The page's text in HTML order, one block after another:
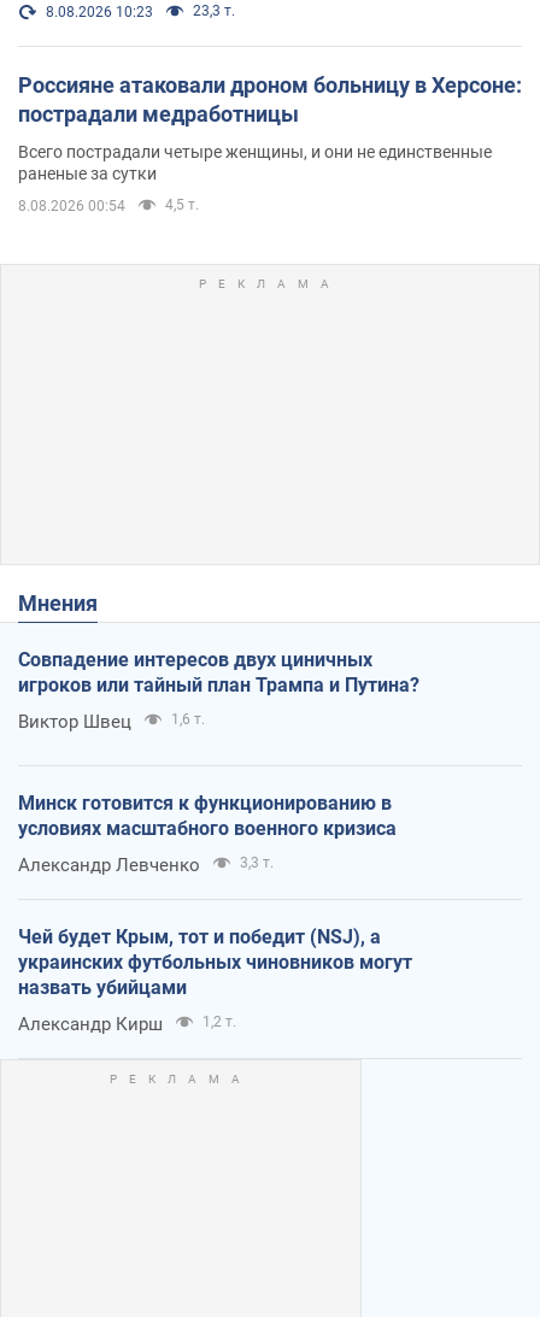
8.08.2026 10:23 23,3 т.
Россияне атаковали дроном больницу в Херсоне:
пострадали медработницы
Всего пострадали четыре женщины, и они не единственные
раненые за сутки
8.08.2026 00:54 4,5 т.
Мнения
Совпадение интересов двух циничных
игроков или тайный план Трампа и Путина?
Виктор Швец 1,6 т.
Минск готовится к функционированию в
условиях масштабного военного кризиса
Александр Левченко 3,3 т.
Чей будет Крым, тот и победит (NSJ), а
украинских футбольных чиновников могут
назвать убийцами
Александр Кирш 1,2 т.